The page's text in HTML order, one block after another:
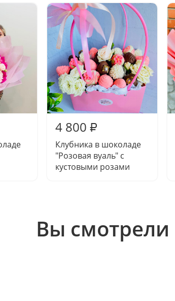
4 800 ₽
Клубника в шоколаде
"Розовая вуаль" с
кустовыми розами
Вы смотрели